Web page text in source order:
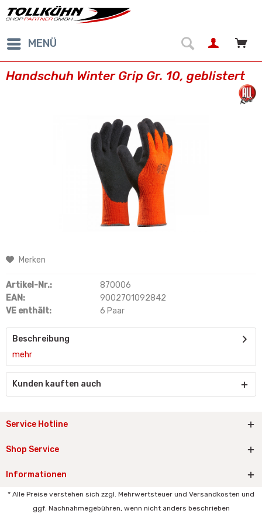
MENÜ
Handschuh Winter Grip Gr. 10, geblistert
Merken
Artikel-Nr.:
870006
EAN:
9002701092842
VE enthält:
6 Paar
Beschreibung
mehr
Kunden kauften auch
Service Hotline
Shop Service
Informationen
* Alle Preise verstehen sich zzgl. Mehrwertsteuer und Versandkosten und
ggf. Nachnahmegebühren, wenn nicht anders beschrieben